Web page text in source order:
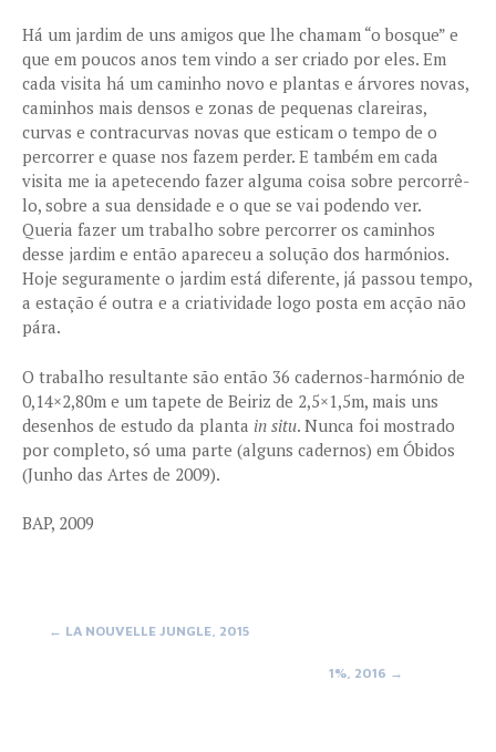
Há um jardim de uns amigos que lhe chamam “o bosque” e
que em poucos anos tem vindo a ser criado por eles. Em
cada visita há um caminho novo e plantas e árvores novas,
caminhos mais densos e zonas de pequenas clareiras,
curvas e contracurvas novas que esticam o tempo de o
percorrer e quase nos fazem perder. E também em cada
visita me ia apetecendo fazer alguma coisa sobre percorrê-
lo, sobre a sua densidade e o que se vai podendo ver.
Queria fazer um trabalho sobre percorrer os caminhos
desse jardim e então apareceu a solução dos harmónios.
Hoje seguramente o jardim está diferente, já passou tempo,
a estação é outra e a criatividade logo posta em acção não
pára.
O trabalho resultante são então 36 cadernos-harmónio de
0,14×2,80m e um tapete de Beiriz de 2,5×1,5m, mais uns
desenhos de estudo da planta in situ. Nunca foi mostrado
por completo, só uma parte (alguns cadernos) em Óbidos
(Junho das Artes de 2009).
BAP, 2009
Post
← LA NOUVELLE JUNGLE, 2015
1%, 2016 →